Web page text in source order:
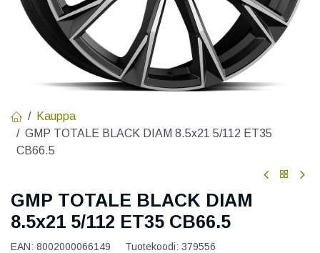
Kauppa
GMP TOTALE BLACK DIAM 8.5x21 5/112 ET35
CB66.5
GMP TOTALE BLACK DIAM
8.5x21 5/112 ET35 CB66.5
EAN: 8002000066149 Tuotekoodi: 379556